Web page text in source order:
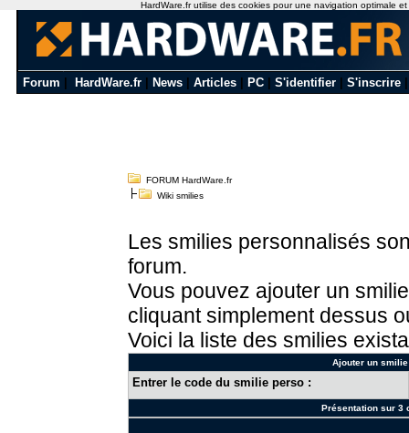
Forum HardWare.fr News Articles PC S'identifier S'inscrire
FORUM HardWare.fr
Wiki smilies
Les smilies personnalisés
forum.
Vous pouvez ajouter un
cliquant simplement dessus
Voici la liste des smilies
Ajouter un
Entrer le code du smilie perso :
Présentation sur 3
HardWare.fr utilise des cookies pour une navigation optimale